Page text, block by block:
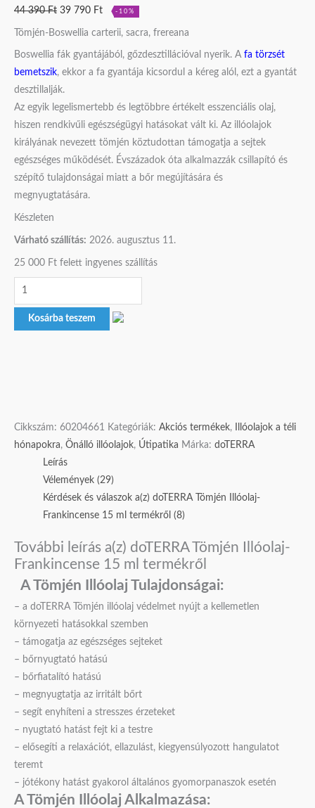
44 390Ft 39 790 Ft -10%
Tömjén-Boswellia carterii, sacra, frereana
Boswellia fák gyantájából, gőzdesztillációval nyerik. A fa törzsét
bemetszik, ekkor a fa gyantája kicsordul a kéreg alól, ezt a gyantát
desztillalják.
Az egyik legelismertebb és legtöbbre értékelt esszenciális olaj,
hiszen rendkivűli egészségügyi hatásokat vált ki. Az illóolajok
királyának nevezett tömjén köztudottan támogatja a sejtek
egészséges működését. Évszázadok óta alkalmazzák csillapító és
szépítő tulajdonságai miatt a bőr megújítására és
megnyugtatására.
Készleten
Várható szállítás: 2026. augusztus 11.
25 000 Ft felett ingyenes szállítás
Kosárba teszem
Cikkszám: 60204661 Kategóriák: Akciós termékek,
Illóolajok a téli
hónapokra, Önálló illóolajok, Útipatika Márka: doTERRA
Leírás
Vélemények (29)
Kérdések és válaszok a(z) doTERRA Tömjén Illóolaj-
Frankincense 15 ml termékről (8)
További leírás a(z) doTERRA Tömjén Illóolaj-
Frankincense 15 ml termékről
A Tömjén Illóolaj Tulajdonságai:
– a doTERRA Tömjén illóolaj védelmet nyújt a kellemetlen
környezeti hatásokkal szemben
– támogatja az egészséges sejteket
– bőrnyugtató hatású
– bőrfiatalító hatású
– megnyugtatja az irritált bőrt
– segít enyhíteni a stresszes érzeteket
– nyugtató hatást fejt ki a testre
– elősegíti a relaxációt, ellazulást, kiegyensúlyozott hangulatot
teremt
– jótékony hatást gyakorol általános gyomorpanaszok esetén
A Tömjén Illóolaj Alkalmazása: